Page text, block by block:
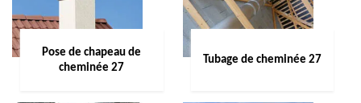
Pose de chapeau de
cheminée 27
Tubage de cheminée 27